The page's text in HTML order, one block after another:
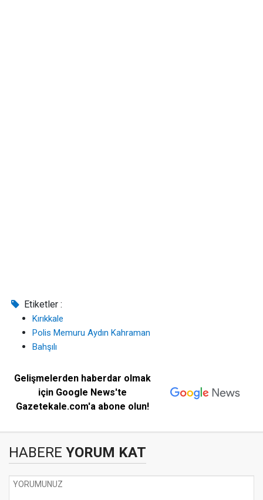
Etiketler :
Kırıkkale
Polis Memuru Aydın Kahraman
Bahşılı
Gelişmelerden haberdar olmak
için Google News'te
Gazetekale.com'a abone olun!
HABERE YORUM KAT